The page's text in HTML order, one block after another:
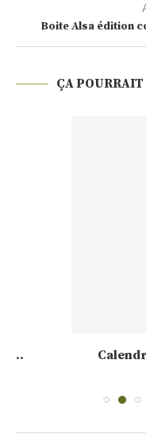
Boite Alsa édition
ÇA POURRAIT
Calendrier de